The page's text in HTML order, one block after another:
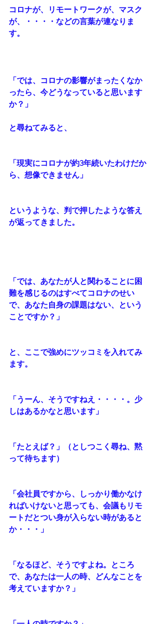
コロナが、リモートワークが、マスク
が、・・・・などの言葉が連なりま
す。
「では、コロナの影響がまったくなか
ったら、今どうなっていると思います
か？」
と尋ねてみると、
「現実にコロナが約3年続いたわけだか
ら、想像できません」
というような、判で押したような答え
が返ってきました。
「では、あなたが人と関わることに困
難を感じるのはすべてコロナのせい
で、あなた自身の課題はない、という
ことですか？」
と、ここで強めにツッコミを入れてみ
ます。
「うーん、そうですねえ・・・・。少
しはあるかなと思います」
「たとえば？」（としつこく尋ね、黙
って待ちます）
「会社員ですから、しっかり働かなけ
ればいけないと思っても、会議もリモ
ートだとつい身が入らない時があると
か・・・」
「なるほど、そうですよね。ところ
で、あなたは一人の時、どんなことを
考えていますか？」